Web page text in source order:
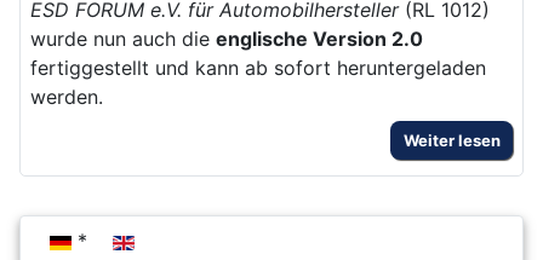
Sprache auswählen
ESD FORUM e.V. für Automobilhersteller(RL 1012)
wurde nun auch die englische Version 2.0
fertiggestellt und kann ab sofort heruntergeladen
werden.
Weiter lesen